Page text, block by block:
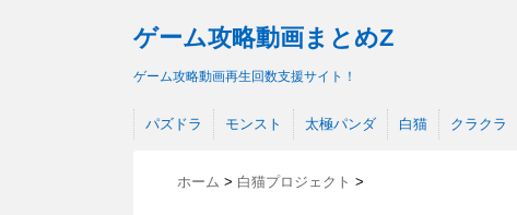
ゲーム攻略動画まとめZ
ゲーム攻略動画再生回数支援サイト！
パズドラ モンスト 太極パンダ 白猫 クラクラ
ホーム > 白猫プロジェクト >